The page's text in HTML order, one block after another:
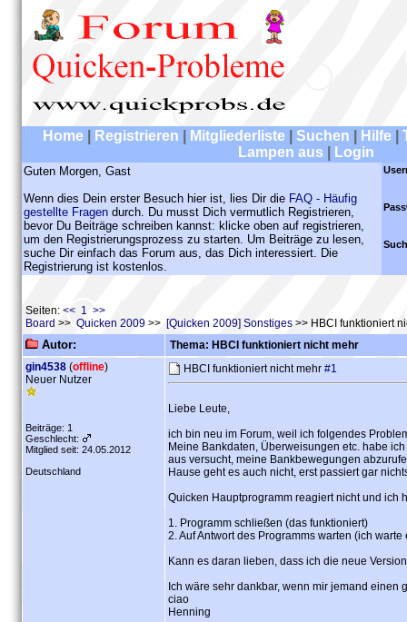
Home Registrieren Mitgliederliste Suchen Hilfe
Lampen aus
Login
Guten Morgen, Gast
Wenn dies Dein erster Besuch hier ist, lies Dir die FAQ - Häufig
gestellte Fragen durch. Du musst Dich vermutlich Registrieren,
bevor Du Beiträge schreiben kannst: klicke oben auf registrieren,
um den Registrierungsprozess zu starten. Um Beiträge zu lesen,
suche Dir einfach das Forum aus, das Dich interessiert. Die
Registrierung ist kostenlos.
Seiten: << 1 >>
Board >> Quicken 2009 >> [Quicken 2009] Sonstiges >> HBCI funktioniert
Autor:
Thema: HBCI funktioniert nicht mehr
gin4538 (offline)
Neuer Nutzer
Beiträge: 1
Geschlecht:
Mitglied seit: 24.05.2012
Deutschland
HBCI funktioniert nicht mehr #1
Liebe Leute,
ich bin neu im Forum, weil ich folgendes
Meine Bankdaten, Überweisungen etc. habe
aus versucht, meine Bankbewegungen
Hause geht es auch nicht, erst passiert gar
Quicken Hauptprogramm reagiert nicht und ich
1. Programm schließen (das funktioniert)
2. Auf Antwort des Programms warten (ich
Kann es daran lieben, dass ich die neue
Ich wäre sehr dankbar, wenn mir jemand einen
ciao
Henning